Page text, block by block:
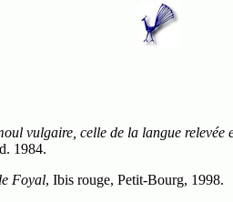
vulgaire, celle de la langue
1984.
Foyal, Ibis rouge, Petit-Bourg, 1998.